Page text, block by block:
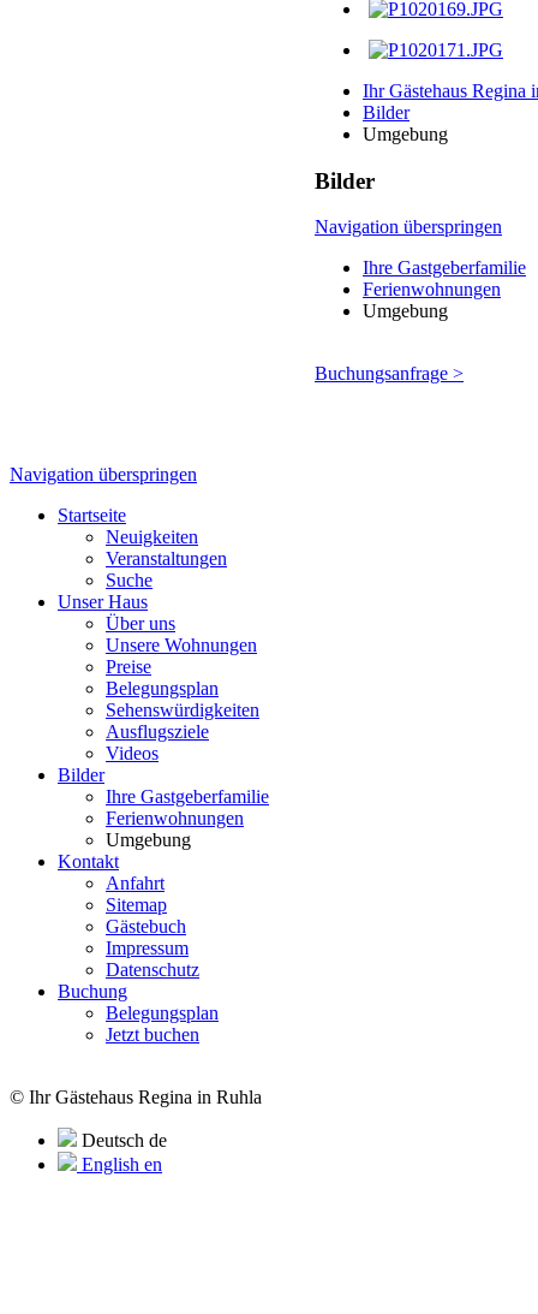
Ihr Gästehaus Regina
Bilder
Umgebung
Bilder
Navigation überspringen
Ihre Gastgeberfamilie
Ferienwohnungen
Umgebung
Buchungsanfrage >
Navigation überspringen
Startseite
Neuigkeiten
Veranstaltungen
Suche
Unser Haus
Über uns
Unsere Wohnungen
Preise
Belegungsplan
Sehenswürdigkeiten
Ausflugsziele
Videos
Bilder
Ihre Gastgeberfamilie
Ferienwohnungen
Umgebung
Kontakt
Anfahrt
Sitemap
Gästebuch
Impressum
Datenschutz
Buchung
Belegungsplan
Jetzt buchen
© Ihr Gästehaus Regina in Ruhla
Deutsch de
English en